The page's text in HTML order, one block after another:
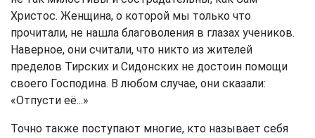
Христос. Женщина, о которой мы только что
прочитали, не нашла благоволения в глазах учеников.
Наверное, они считали, что никто из жителей
пределов Тирских и Сидонских не достоин помощи
своего Господина. В любом случае, они сказали:
«Отпусти её...»
Точно также поступают многие, кто называет себя